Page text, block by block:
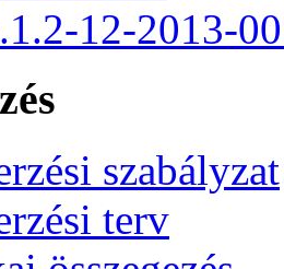
12-2013-
szabályzat
terv